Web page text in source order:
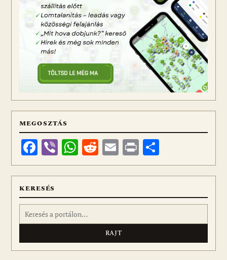
MEGOSZTÁS
Facebook
ViberWhatsApp
Reddit
Email
Print
meg
KERESÉS
Keresés: